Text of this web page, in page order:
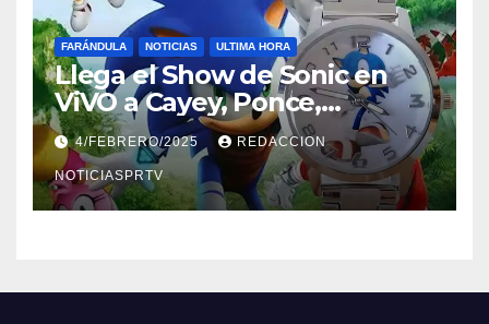
FARÁNDULA NOTICIAS ULTIMA HORA
Llega el Show de Sonic en
ViVO a Cayey, Ponce,
Barceloneta y Humacao,
Relojes gratis para el que
compre ahora….
4/FEBRERO/2025 REDACCION
NOTICIASPRTV